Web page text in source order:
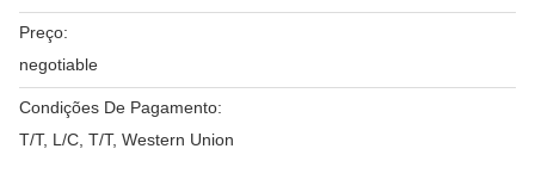
Preço:
negotiable
Condições De Pagamento:
T/T, L/C, T/T, Western Union